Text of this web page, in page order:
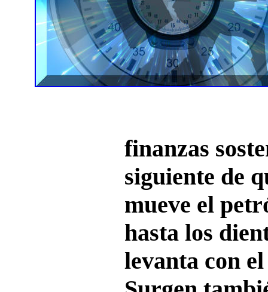
finanzas
siguiente de
mueve el
hasta los
levanta con